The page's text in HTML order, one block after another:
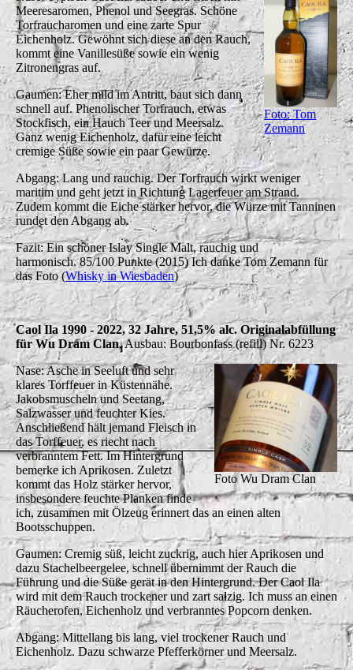
Foto: Tom
Zemann
Meeresaromen, Phenol und Seegras. Schöne
Torfraucharomen und eine zarte Spur
Eichenholz. Gewöhnt sich diese an den Rauch,
kommt eine Vanillesüße sowie ein wenig
Zitronengras auf.
Gaumen: Eher mild im Antritt, baut sich dann
schnell auf. Phenolischer Torfrauch, etwas
Stockfisch, ein Hauch Teer und Meersalz.
Ganz wenig Eichenholz, dafür eine leicht
cremige Süße sowie ein paar Gewürze.
Abgang: Lang und rauchig. Der Torfrauch wirkt weniger
maritim und geht jetzt in Richtung Lagerfeuer am Strand.
Zudem kommt die Eiche stärker hervor, die Würze mit Tanninen
rundet den Abgang ab.
Fazit: Ein schöner Islay Single Malt, rauchig und
harmonisch. 85/100 Punkte (2015) Ich danke Tom Zemann für
das Foto (Whisky in Wiesbaden)
Caol Ila 1990 - 2022, 32 Jahre, 51,5% alc. Originalabfüllung
für Wu Dram Clan. Ausbau: Bourbonfass (refill) Nr. 6223
Foto Wu Dram Clan
Nase: Asche in Seeluft und sehr
klares Torffeuer in Küstennähe.
Jakobsmuscheln und Seetang,
Salzwasser und feuchter Kies.
Anschließend hält jemand Fleisch in
das Torffeuer, es riecht nach
verbranntem Fett. Im Hintergrund
bemerke ich Aprikosen. Zuletzt
kommt das Holz stärker hervor,
insbesondere feuchte Planken finde
ich, zusammen mit Ölzeug erinnert das an einen alten
Bootsschuppen.
Gaumen: Cremig süß, leicht zuckrig, auch hier Aprikosen und
dazu Stachelbeergelee, schnell übernimmt der Rauch die
Führung und die Süße gerät in den Hintergrund. Der Caol Ila
wird mit dem Rauch trockener und zart salzig. Ich muss an einen
Räucherofen, Eichenholz und verbranntes Popcorn denken.
Abgang: Mittellang bis lang, viel trockener Rauch und
Eichenholz. Dazu schwarze Pfefferkörner und Meersalz.